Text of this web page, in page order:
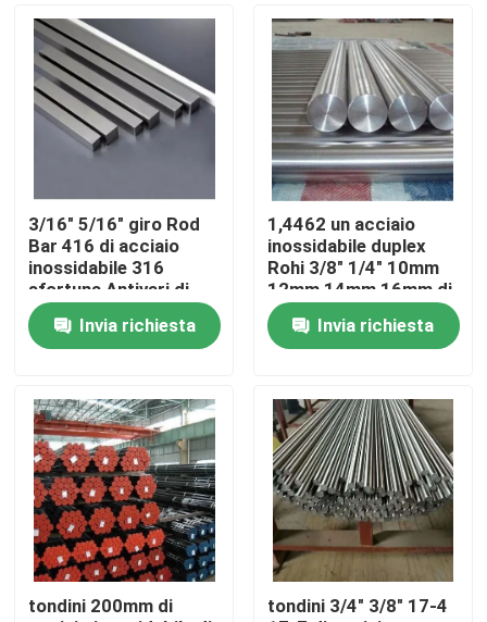
Chi siamo
Contatti
Prodotti
Tubo rotondo di acciaio inossidabile
Tubo saldato di acciaio inossidabile
Tubo senza cuciture di acciaio inossidabile
Tubo di acciaio al carbonio
Tubo di acciaio galvanizzato
Piatto dello strato di acciaio inossidabile
3/16" 5/16" giro Rod
Bar 416 di acciaio
inossidabile 316
sfortuna Antivari di
316l ss 304 Quadrato
AiSi
Invia richiesta
1,4462 un acciaio
inossidabile duplex
Rohi 3/8" 1/4" 10mm
12mm 14mm 16mm di
2205 tondini
Invia richiesta
tondini 200mm di
tondini 3/4" 3/8" 17-4